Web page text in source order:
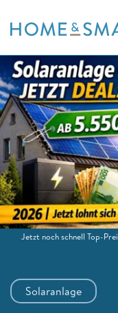
to
Solaranlage
Jetzt noch schnell Top-